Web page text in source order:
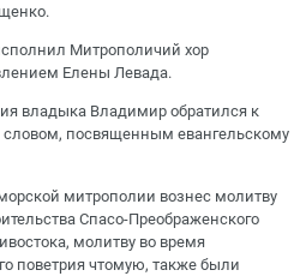
Митрополичий хор
Елены Левада.
владыка Владимир обратился к
посвященным евангельскому
митрополии вознес молитву
Спасо-Преображенского
молитву во время
поветрия чтомую, также были